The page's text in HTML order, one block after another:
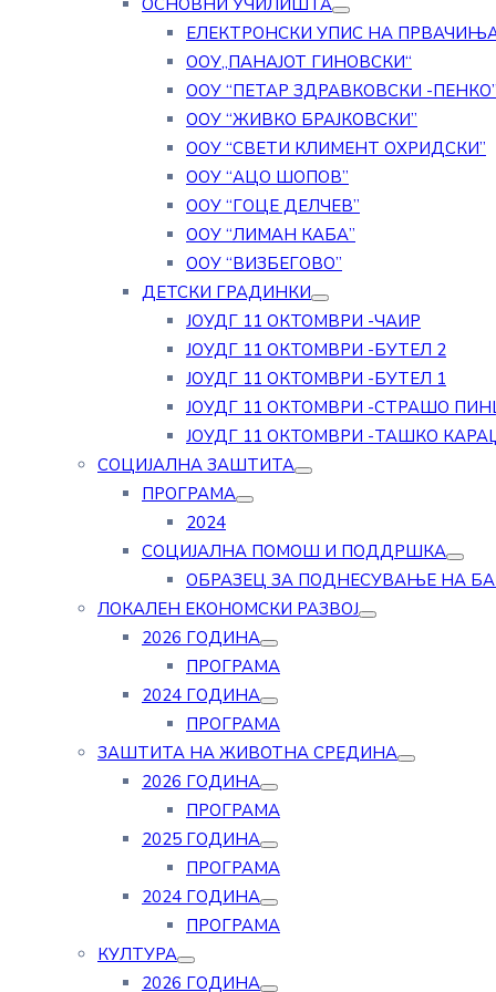
ОСНОВНИ УЧИЛИШТА
ЕЛЕКТРОНСКИ УПИС НА
ООУ„ПАНАЈОТ ГИНОВСКИ“
ООУ “ПЕТАР ЗДРАВКОВСКИ -ПЕНКО”
ООУ “ЖИВКО БРАЈКОВСКИ”
ООУ “СВЕТИ КЛИМЕНТ ОХРИДСКИ”
ООУ “АЦО ШОПОВ”
ООУ “ГОЦЕ ДЕЛЧЕВ”
ООУ “ЛИМАН КАБА”
ООУ “ВИЗБЕГОВО”
ДЕТСКИ ГРАДИНКИ
ЈОУДГ 11 ОКТОМВРИ -ЧАИР
ЈОУДГ 11 ОКТОМВРИ -БУТЕЛ 2
ЈОУДГ 11 ОКТОМВРИ -БУТЕЛ 1
ЈОУДГ 11 ОКТОМВРИ -СТРАШО
ЈОУДГ 11 ОКТОМВРИ -ТАШКО
СОЦИЈАЛНА ЗАШТИТА
ПРОГРАМА
2024
СОЦИЈАЛНА ПОМОШ И ПОДДРШКА
ОБРАЗЕЦ ЗА ПОДНЕСУВАЊЕ НА
ЛОКАЛЕН ЕКОНОМСКИ РАЗВОЈ
2026 ГОДИНА
ПРОГРАМА
2024 ГОДИНА
ПРОГРАМА
ЗАШТИТА НА ЖИВОТНА СРЕДИНА
2026 ГОДИНА
ПРОГРАМА
2025 ГОДИНА
ПРОГРАМА
2024 ГОДИНА
ПРОГРАМА
КУЛТУРА
2026 ГОДИНА